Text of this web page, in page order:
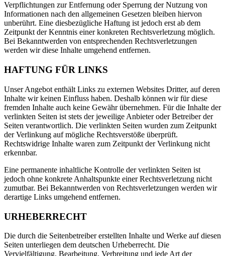
Verpflichtungen zur Entfernung oder Sperrung der Nutzung von
Informationen nach den allgemeinen Gesetzen bleiben hiervon
unberührt. Eine diesbezügliche Haftung ist jedoch erst ab dem
Zeitpunkt der Kenntnis einer konkreten Rechtsverletzung möglich.
Bei Bekanntwerden von entsprechenden Rechtsverletzungen
werden wir diese Inhalte umgehend entfernen.
HAFTUNG FÜR LINKS
Unser Angebot enthält Links zu externen Websites Dritter, auf deren
Inhalte wir keinen Einfluss haben. Deshalb können wir für diese
fremden Inhalte auch keine Gewähr übernehmen. Für die Inhalte der
verlinkten Seiten ist stets der jeweilige Anbieter oder Betreiber der
Seiten verantwortlich. Die verlinkten Seiten wurden zum Zeitpunkt
der Verlinkung auf mögliche Rechtsverstöße überprüft.
Rechtswidrige Inhalte waren zum Zeitpunkt der Verlinkung nicht
erkennbar.
Eine permanente inhaltliche Kontrolle der verlinkten Seiten ist
jedoch ohne konkrete Anhaltspunkte einer Rechtsverletzung nicht
zumutbar. Bei Bekanntwerden von Rechtsverletzungen werden wir
derartige Links umgehend entfernen.
URHEBERRECHT
Die durch die Seitenbetreiber erstellten Inhalte und Werke auf diesen
Seiten unterliegen dem deutschen Urheberrecht. Die
Vervielfältigung, Bearbeitung, Verbreitung und jede Art der